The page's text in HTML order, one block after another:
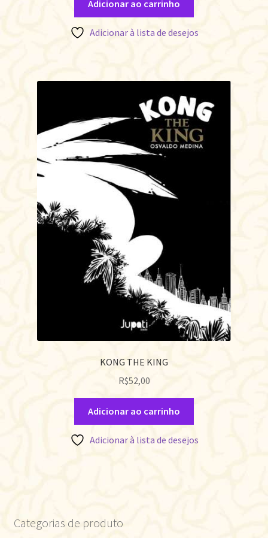
Adicionar ao carrinho
Adicionar à lista de desejos
KONG THE KING
R$52,00
Adicionar ao carrinho
Adicionar à lista de desejos
Categorias de produto